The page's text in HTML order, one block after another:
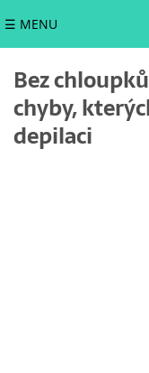
☰ MENU
Bez
chyby,
depilaci